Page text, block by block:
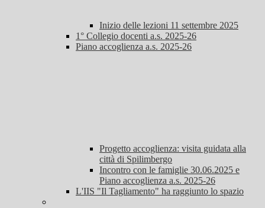
Inizio delle lezioni 11 settembre 2025
1° Collegio docenti a.s. 2025-26
Piano accoglienza a.s. 2025-26
Progetto accoglienza: visita guidata alla
città di Spilimbergo
Incontro con le famiglie 30.06.2025 e
Piano accoglienza a.s. 2025-26
L'IIS "Il Tagliamento" ha raggiunto lo spazio